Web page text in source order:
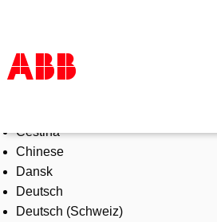
Products & Solutions
Industries
Services
About us
Where to buy
Čeština
Chinese
Dansk
Deutsch
Deutsch (Schweiz)